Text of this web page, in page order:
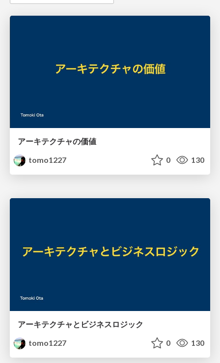
アーキテクチャの価値
tomo1227
0 130
アーキテクチャとビジネスロジック
tomo1227
0 130